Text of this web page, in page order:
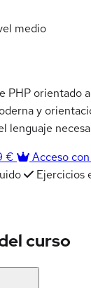
medio
PHP orientado
y
lenguaje
€
Acceso
Ejercicios
curso